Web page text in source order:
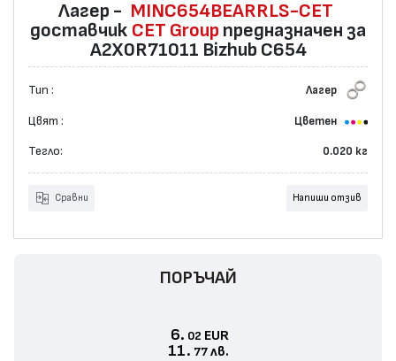
Лагер - MINC654BEARRLS-CET
доставчик CET Group предназначен за
A2X0R71011 Bizhub C654
Тип : Лагер
Цвят : Цветен
Тегло: 0.020 кг
Сравни Напиши отзив
ПОРЪЧАЙ
6. 02 EUR
11. 77 лв.